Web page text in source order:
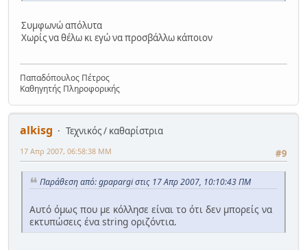
Συμφωνώ απόλυτα
Χωρίς να θέλω κι εγώ να προσβάλλω κάποιον
Παπαδόπουλος Πέτρος
Καθηγητής Πληροφορικής
alkisg
Τεχνικός / καθαρίστρια
#9
17 Απρ 2007, 06:58:38 ΜΜ
Παράθεση από: gpapargi στις 17 Απρ 2007, 10:10:43 ΠΜ
Αυτό όμως που με κόλλησε είναι το ότι δεν μπορείς να
εκτυπώσεις ένα string οριζόντια.